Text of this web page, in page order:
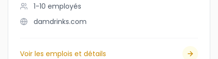
1-10 employés
damdrinks.com
Voir les emplois et détails